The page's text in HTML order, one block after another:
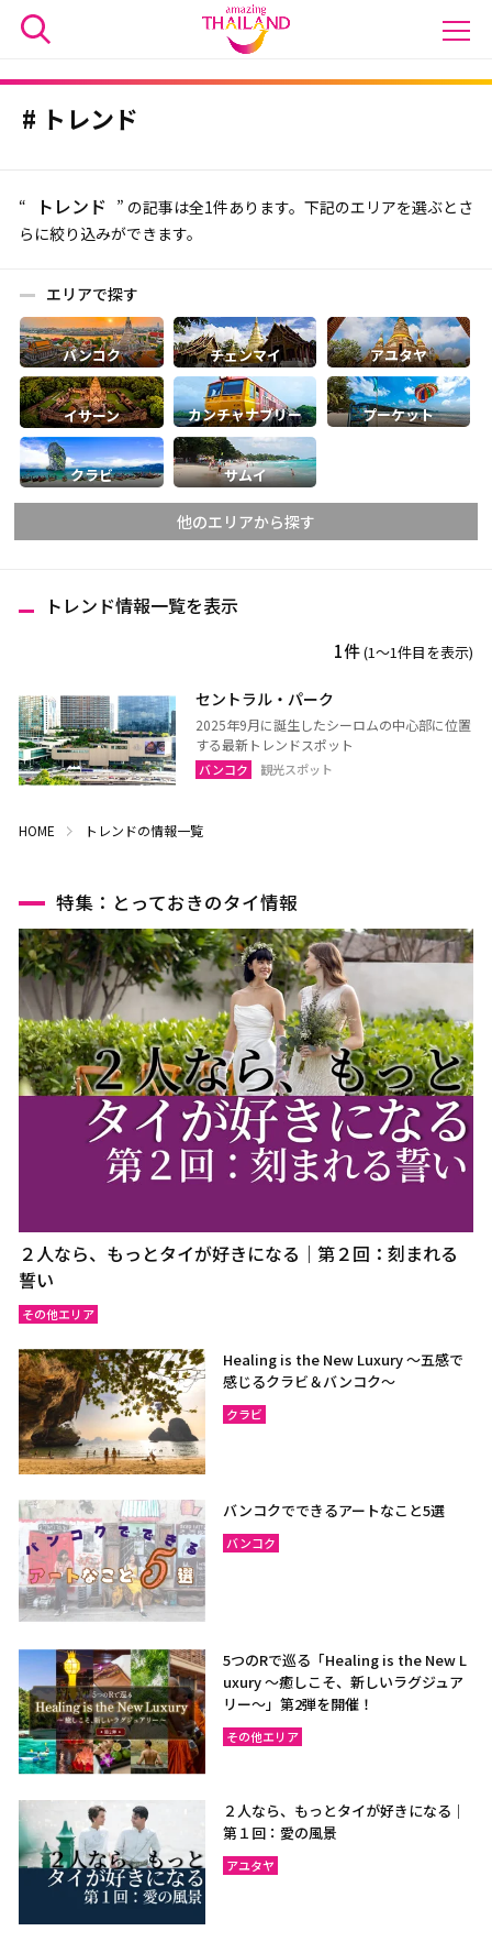
トレンド
“ トレンド ” の記事は全1件あります。下記のエリアを選ぶとさ
らに絞り込みができます。
エリアで探す
バンコク チェンマイ アユタヤ
イサーン カンチャナブリー プーケット
クラビ サムイ
他のエリアから探す
ランプーン
スコータイ
ターク
カンペーンペット
ピッサヌローク
ナコーンサワン
プレー
ウタイターニー
ウドーンターニー
コーンケーン
ナコーンラーチャシーマー
（コラート）
ウボンラーチャターニー
（ウボン）
カラシン
ルーイ
サコンナコーン
ナコーンパノム
ノーンカーイ
ノーンブアランプー
ローイエット
マハーサーラカーム
ブリーラム
ヤソートーン
シーサケート
北イサーン
南イサーン
パタヤ（チョンブリー）
ラヨーン（サメット島）
サケーオ
チャチューンサオ
プラーチーンブリー
サムットプラカーン
バンコク
サムットソンクラーム
アユタヤ
ナコーンパトム
カンチャナブリー
チャアム（ペッチャブリ
ー）
アーントーン
チャイナート
ロッブリー
トレンド情報一覧を表示
1件(1〜1件目を表示)
セントラル・パーク
2025年9月に誕生したシーロムの中心部に位置
する最新トレンドスポット
バンコク 観光スポット
HOME トレンドの情報一覧
特集：とっておきのタイ情報
２人なら、もっとタイが好きになる｜第２回：刻まれる
誓い
その他エリア
Healing is the New Luxury ～五感で
感じるクラビ＆バンコク～
クラビ
バンコクでできるアートなこと5選
バンコク
5つのRで巡る「Healing is the New L
uxury ～癒しこそ、新しいラグジュア
リー〜」第2弾を開催！
その他エリア
２人なら、もっとタイが好きになる｜
第１回：愛の風景
アユタヤ